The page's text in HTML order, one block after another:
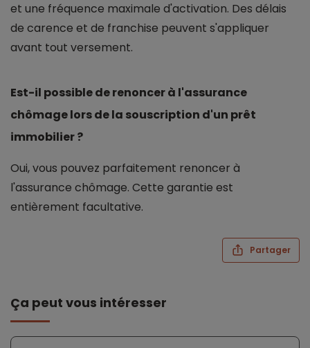
et une fréquence maximale d'activation. Des délais
de carence et de franchise peuvent s'appliquer
avant tout versement.
Est-il possible de renoncer à l'assurance
chômage lors de la souscription d'un prêt
immobilier ?
Oui, vous pouvez parfaitement renoncer à
l'assurance chômage. Cette garantie est
entièrement facultative.
Partager
Ça peut vous intéresser